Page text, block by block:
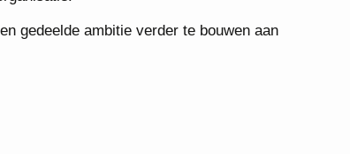
gedeelde ambitie verder te bouwen aan